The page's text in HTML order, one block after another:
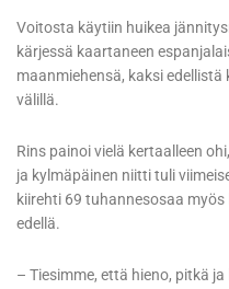
Voitosta käytiin huikea
kärjessä kaartaneen
maanmiehensä, kaksi edellistä
välillä.
Rins painoi vielä kertaalleen
ja kylmäpäinen niitti tuli
kiirehti 69 tuhannesosaa
edellä.
– Tiesimme, että hieno, pitkä